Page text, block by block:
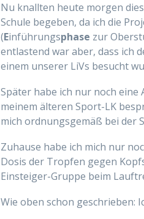
Nu knallten heute morgen
Schule begeben, da ich die
(Einführungsphase zur
entlastend war aber, dass ich
einem unserer LiVs besucht
Später habe ich nur noch
meinem älteren Sport-LK
mich ordnungsgemäß bei der
Zuhause habe ich mich nur
Dosis der Tropfen gegen
Einsteiger-Gruppe beim
Wie oben schon geschrieben: